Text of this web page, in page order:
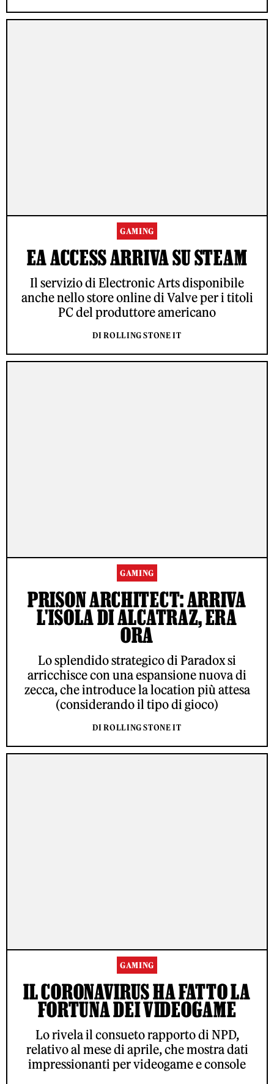
GAMING
EA ACCESS ARRIVA SU STEAM
Il servizio di Electronic Arts disponibile
anche nello store online di Valve per i titoli
PC del produttore americano
DI ROLLING STONE IT
GAMING
PRISON ARCHITECT: ARRIVA
L'ISOLA DI ALCATRAZ, ERA
ORA
Lo splendido strategico di Paradox si
arricchisce con una espansione nuova di
zecca, che introduce la location più attesa
(considerando il tipo di gioco)
DI ROLLING STONE IT
GAMING
IL CORONAVIRUS HA FATTO LA
FORTUNA DEI VIDEOGAME
Lo rivela il consueto rapporto di NPD,
relativo al mese di aprile, che mostra dati
impressionanti per videogame e console